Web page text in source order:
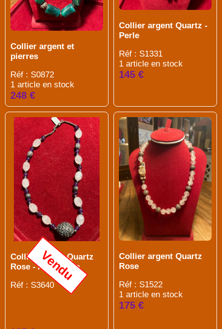
Collier argent et
pierres
Réf : S0872
1 article en stock
248 €
Collier argent Quartz -
Perle
Réf : S1331
1 article en stock
145 €
Collier argent Quartz
Rose - Améthyste
Réf : S3640
Vendu
Collier argent Quartz
Rose
Réf : S1522
1 article en stock
175 €